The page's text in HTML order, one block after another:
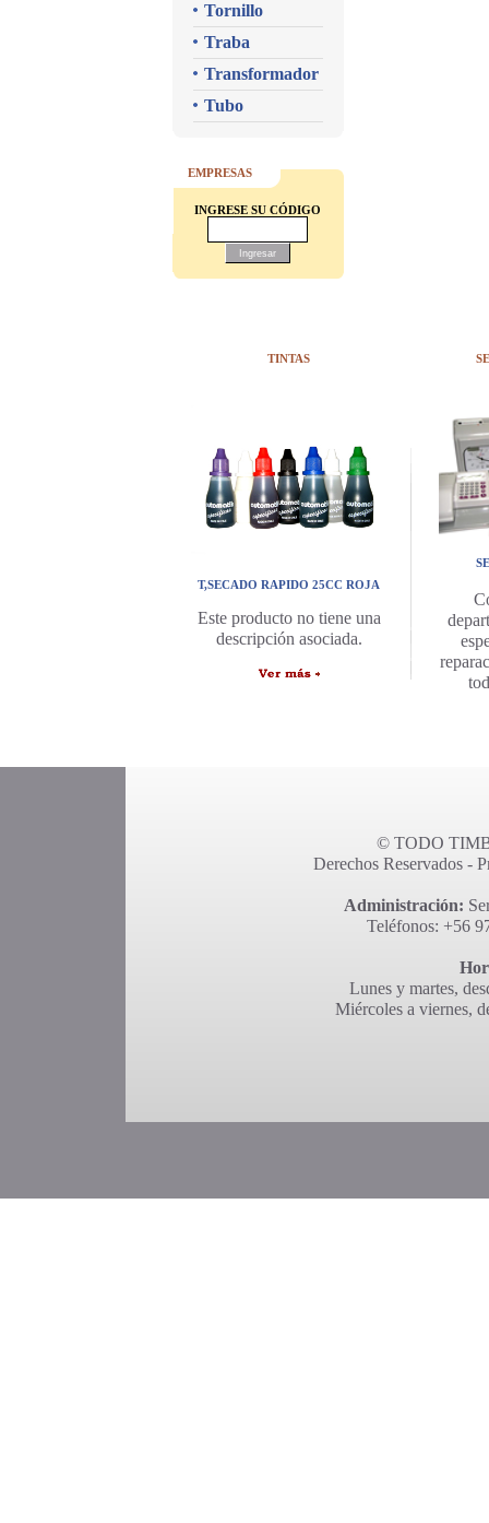
Tornillo
Traba
Transformador
Tubo
EMPRESAS
INGRESE SU CÓDIGO
TINTAS
T,SECADO RAPIDO 25CC ROJA
Este producto no tiene una
descripción asociada.
© TODO
Derechos Reservados -
Administración:
Teléfonos: +56
Lunes y martes,
Miércoles a viernes,